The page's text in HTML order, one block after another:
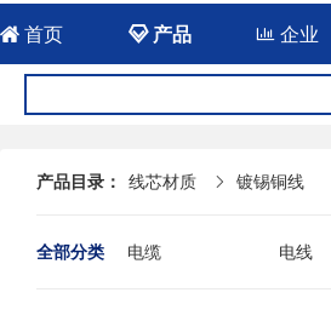
 首页 产品  企业
产品目录： 线芯材质  镀锡铜线
全部分类 电缆 电线